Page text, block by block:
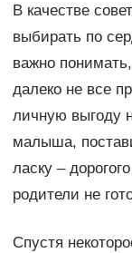
В качестве
выбирать по
важно
далеко не все
личную выгоду
малыша,
ласку –
родители не
Спустя